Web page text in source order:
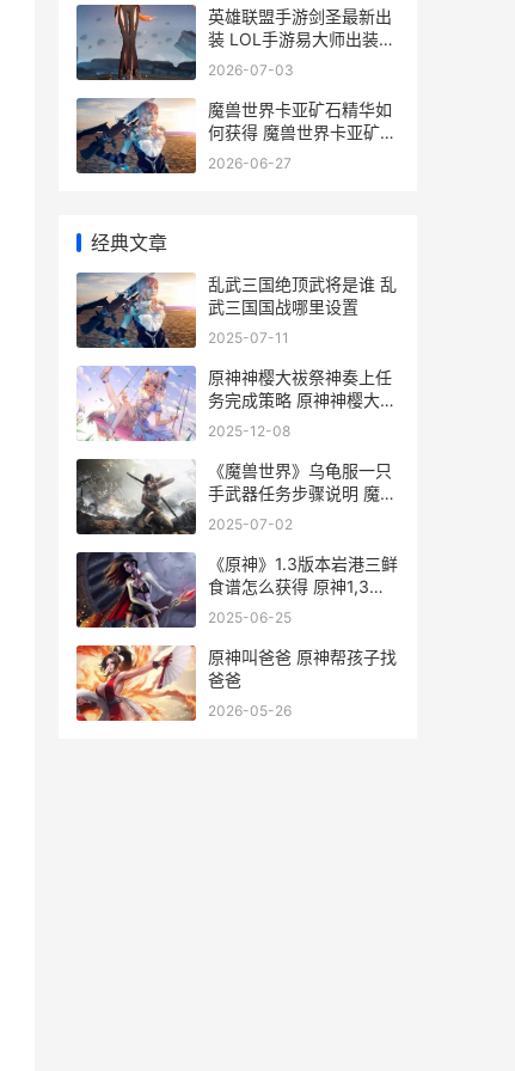
英雄联盟手游剑圣最新出
装 LOL手游易大师出装推
荐
2026-07-03
魔兽世界卡亚矿石精华如
何获得 魔兽世界卡亚矿石
精华有什么用
2026-06-27
经典文章
乱武三国绝顶武将是谁 乱
武三国国战哪里设置
2025-07-11
原神神樱大祓祭神奏上任
务完成策略 原神神樱大祓
祭神奏上在哪接
2025-12-08
《魔兽世界》乌龟服一只
手武器任务步骤说明 魔兽
世界乌鸦坐骑怎么获得
2025-07-02
《原神》1.3版本岩港三鲜
食谱怎么获得 原神1,3版
本
2025-06-25
原神叫爸爸 原神帮孩子找
爸爸
2026-05-26